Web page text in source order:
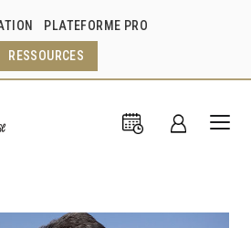
PLATEFORME PRO
RESSOURCES